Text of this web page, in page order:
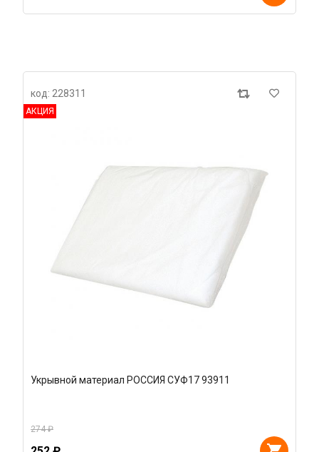
код: 228311
АКЦИЯ
Укрывной материал РОССИЯ СУФ17 93911
274 ₽